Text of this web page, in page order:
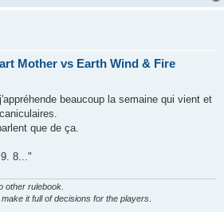
Mother vs Earth Wind & Fire
beaucoup la semaine qui vient et
que de ça.
8..."
other rulebook.
it full of decisions for the players